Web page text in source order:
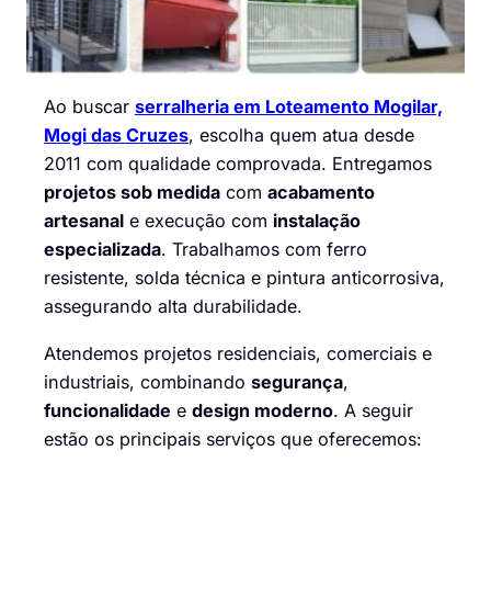
Ao buscar serralheria em Loteamento Mogilar,
Mogi das Cruzes, escolha quem atua desde
2011 com qualidade comprovada. Entregamos
projetos sob medida com acabamento
artesanal e execução com instalação
especializada. Trabalhamos com ferro
resistente, solda técnica e pintura anticorrosiva,
assegurando alta durabilidade.
Atendemos projetos residenciais, comerciais e
industriais, combinando segurança,
funcionalidade e design moderno. A seguir
estão os principais serviços que oferecemos: